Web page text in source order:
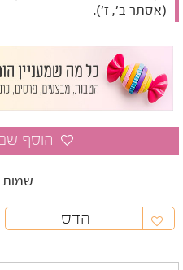
(אסתר ב', ז').
שמות
הדס